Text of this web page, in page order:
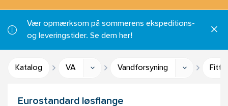
Vær opmærksom på sommerens ekspeditions-
og leveringstider. Se dem her!
Katalog VA Vandforsyning
Eurostandard løsflange